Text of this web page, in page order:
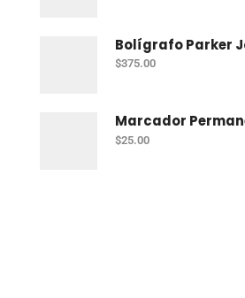
$375.00
$25.00